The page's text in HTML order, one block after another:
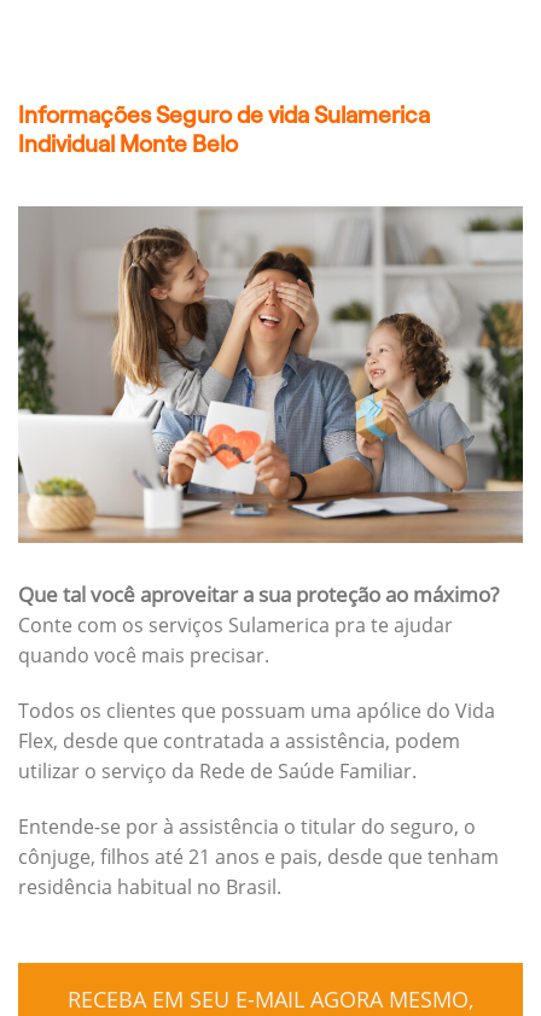
Informações Seguro de vida Sulamerica
Individual Monte Belo
Que tal você aproveitar a sua proteção ao máximo?
Conte com os serviços Sulamerica pra te ajudar
quando você mais precisar.
Todos os clientes que possuam uma apólice do Vida
Flex, desde que contratada a assistência, podem
utilizar o serviço da Rede de Saúde Familiar.
Entende-se por à assistência o titular do seguro, o
cônjuge, filhos até 21 anos e pais, desde que tenham
residência habitual no Brasil.
RECEBA EM SEU E-MAIL AGORA MESMO,